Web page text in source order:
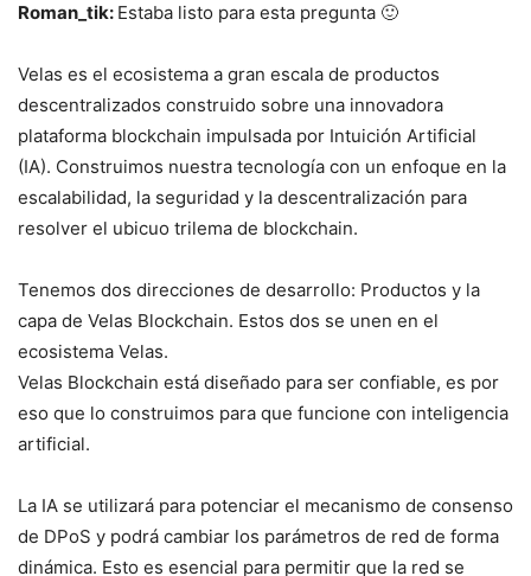
Roman_tik: Estaba listo para esta pregunta 🙂
Velas es el ecosistema a gran escala de productos
descentralizados construido sobre una innovadora
plataforma blockchain impulsada por Intuición Artificial
(IA). Construimos nuestra tecnología con un enfoque en la
escalabilidad, la seguridad y la descentralización para
resolver el ubicuo trilema de blockchain.
Tenemos dos direcciones de desarrollo: Productos y la
capa de Velas Blockchain. Estos dos se unen en el
ecosistema Velas.
Velas Blockchain está diseñado para ser confiable, es por
eso que lo construimos para que funcione con inteligencia
artificial.
La IA se utilizará para potenciar el mecanismo de consenso
de DPoS y podrá cambiar los parámetros de red de forma
dinámica. Esto es esencial para permitir que la red se